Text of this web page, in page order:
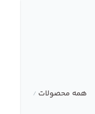
همه محصولات /